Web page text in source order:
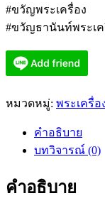
#ขวัญพระเครื่อง
#ขวัญธานันท์พระเค
หมวดหมู่: พระเครื่อ
คำอธิบาย
บทวิจารณ์ (0)
คำอธิบาย